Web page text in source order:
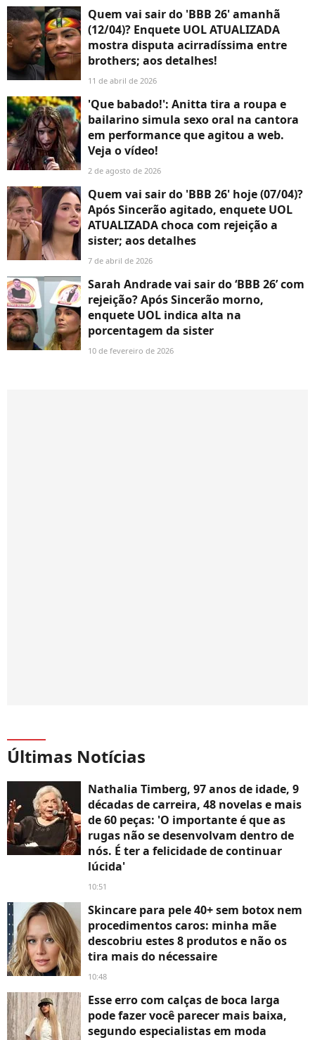
Quem vai sair do 'BBB 26' amanhã
(12/04)? Enquete UOL ATUALIZADA
mostra disputa acirradíssima entre
brothers; aos detalhes!
11 de abril de 2026
'Que babado!': Anitta tira a roupa e
bailarino simula sexo oral na cantora
em performance que agitou a web.
Veja o vídeo!
2 de agosto de 2026
Quem vai sair do 'BBB 26' hoje (07/04)?
Após Sincerão agitado, enquete UOL
ATUALIZADA choca com rejeição a
sister; aos detalhes
7 de abril de 2026
Sarah Andrade vai sair do ‘BBB 26’ com
rejeição? Após Sincerão morno,
enquete UOL indica alta na
porcentagem da sister
10 de fevereiro de 2026
Últimas Notícias
Nathalia Timberg, 97 anos de idade, 9
décadas de carreira, 48 novelas e mais
de 60 peças: 'O importante é que as
rugas não se desenvolvam dentro de
nós. É ter a felicidade de continuar
lúcida'
10:51
Skincare para pele 40+ sem botox nem
procedimentos caros: minha mãe
descobriu estes 8 produtos e não os
tira mais do nécessaire
10:48
Esse erro com calças de boca larga
pode fazer você parecer mais baixa,
segundo especialistas em moda